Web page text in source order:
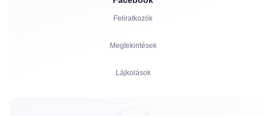
Feliratkozók
Megtekintések
Lájkolások